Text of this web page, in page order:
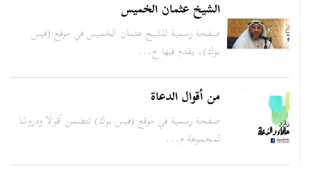
الشيخ عثمان الخميس
صفحة رسمية للشيخ عثمان الخميس في موقع (فيس
بوك)، يقدم فيها خ...
من أقوال الدعاة
صفحة رسمية في موقع (فيس بوك) تتضمن أقوالًا ودروسًا
لمجموعة م...